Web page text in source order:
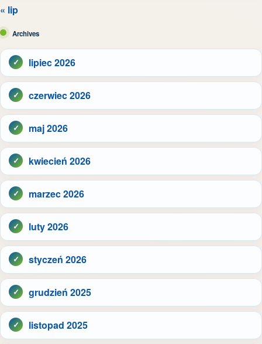
« lip
Archives
lipiec 2026
czerwiec 2026
maj 2026
kwiecień 2026
marzec 2026
luty 2026
styczeń 2026
grudzień 2025
listopad 2025